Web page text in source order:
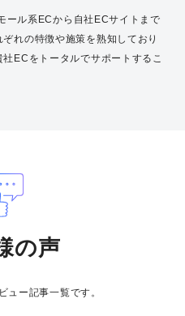
ール系ECから自社ECサイトまで
れの特徴や施策を熟知しており
ECをトータルでサポートするこ
の声
ュー記事一覧です。